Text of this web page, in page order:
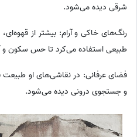
شرقی دیده می‌شود.
رنگ‌های خاکی و آرام: بیشتر از
طبیعی استفاده می‌کرد تا حس سکون و
فضای عرفانی: در نقاشی‌های او
و جستجوی درونی دیده می‌شود.